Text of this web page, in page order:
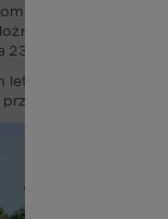
letniskowych.
u nas znaleźć
23 mkw.
letniskowy
przepisy dotyczące